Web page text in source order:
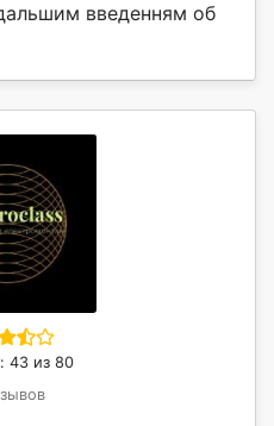
введенням об
43 из 80